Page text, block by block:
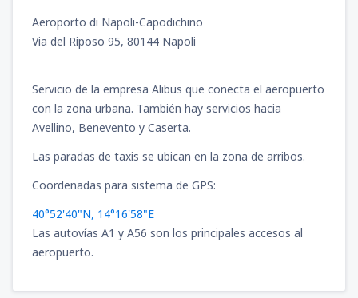
Aeroporto di Napoli-Capodichino
Via del Riposo 95, 80144 Napoli
Servicio de la empresa Alibus que conecta el aeropuerto
con la zona urbana. También hay servicios hacia
Avellino, Benevento y Caserta.
Las paradas de taxis se ubican en la zona de arribos.
Coordenadas para sistema de GPS:
40°52'40"N, 14°16'58"E
Las autovías A1 y A56 son los principales accesos al
aeropuerto.